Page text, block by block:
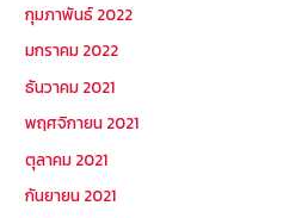
กุมภาพันธ์ 2022
มกราคม 2022
ธันวาคม 2021
พฤศจิกายน 2021
ตุลาคม 2021
กันยายน 2021